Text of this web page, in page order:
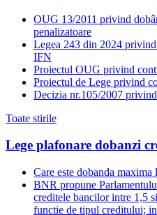
OUG 13/2011 privind
penalizatoare
Legea 243 din 2024
IFN
Proiectul OUG privind
Proiectul de Lege privind
Decizia nr.105/2007
Toate stirile
Lege plafonare dobanzi
Care este dobanda
BNR propune
creditele bancilor intre 1,5
functie de tipul creditului;